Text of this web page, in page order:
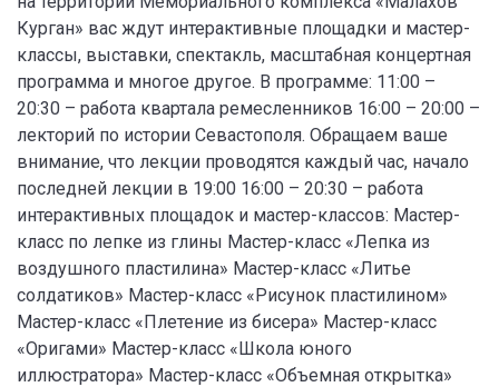
Курган» вас ждут интерактивные площадки и мастер-
классы, выставки, спектакль, масштабная концертная
программа и многое другое. В программе: 11:00 –
20:30 – работа квартала ремесленников 16:00 – 20:00 –
лекторий по истории Севастополя. Обращаем ваше
внимание, что лекции проводятся каждый час, начало
последней лекции в 19:00 16:00 – 20:30 – работа
интерактивных площадок и мастер-классов: Мастер-
класс по лепке из глины Мастер-класс «Лепка из
воздушного пластилина» Мастер-класс «Литье
солдатиков» Мастер-класс «Рисунок пластилином»
Мастер-класс «Плетение из бисера» Мастер-класс
«Оригами» Мастер-класс «Школа юного
иллюстратора» Мастер-класс «Объемная открытка»